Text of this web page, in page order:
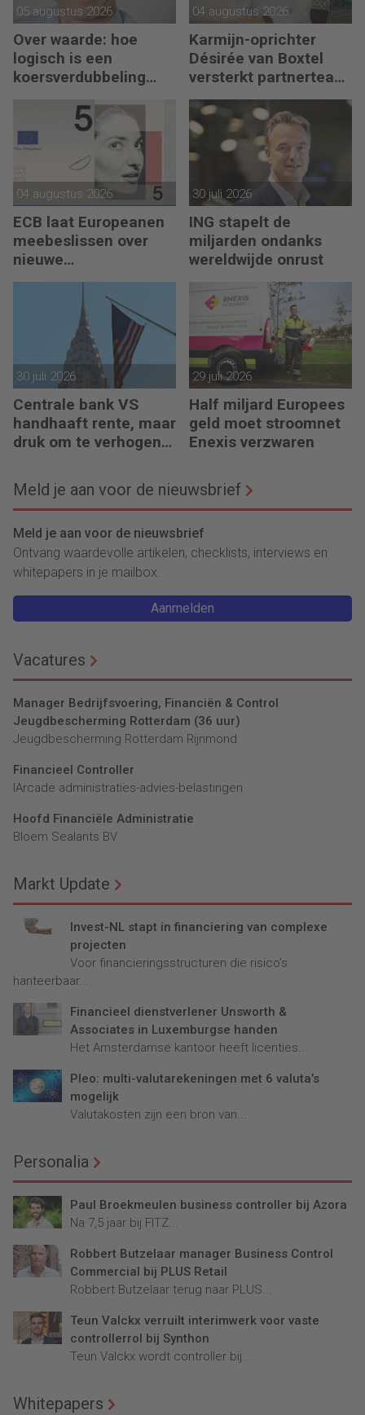
05 augustus 2026
Over waarde: hoe
logisch is een
koersverdubbeling
04 augustus 2026
Karmijn-oprichter
Désirée van Boxtel
versterkt partnerteam
CFO Capabel
04 augustus 2026
ECB laat Europeanen
meebeslissen over
nieuwe
eurobankbiljetten
30 juli 2026
ING stapelt de
miljarden ondanks
wereldwijde onrust
30 juli 2026
Centrale bank VS
handhaaft rente, maar
druk om te verhogen
29 juli 2026
Half miljard Europees
geld moet stroomnet
Enexis verzwaren
Meld je aan voor de nieuwsbrief
Meld je aan voor de nieuwsbrief
Ontvang waardevolle artikelen, checklists, interviews en
whitepapers in je mailbox.
Aanmelden
Vacatures
Manager Bedrijfsvoering, Financiën & Control
Jeugdbescherming Rotterdam (36 uur)
Jeugdbescherming Rotterdam Rijnmond
Financieel Controller
lArcade administraties-advies-belastingen
Hoofd Financiële Administratie
Bloem Sealants BV
Markt Update
Invest-NL stapt in financiering van complexe
projecten
Voor financieringsstructuren die risico’s
hanteerbaar...
Financieel dienstverlener Unsworth &
Associates in Luxemburgse handen
Het Amsterdamse kantoor heeft licenties...
Pleo: multi-valutarekeningen met 6 valuta’s
mogelijk
Valutakosten zijn een bron van...
Personalia
Paul Broekmeulen business controller bij Azora
Na 7,5 jaar bij FITZ...
Robbert Butzelaar manager Business Control
Commercial bij PLUS Retail
Robbert Butzelaar terug naar PLUS...
Teun Valckx verruilt interimwerk voor vaste
controllerrol bij Synthon
Teun Valckx wordt controller bij...
Whitepapers